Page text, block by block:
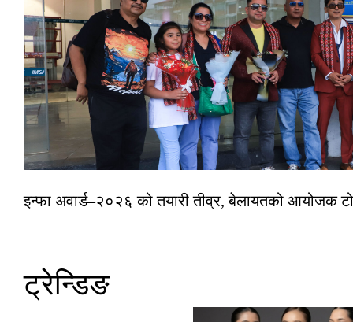
इन्फा अवार्ड–२०२६ को तयारी तीव्र, बेलायतको आयोजक
ट्रेन्डिङ